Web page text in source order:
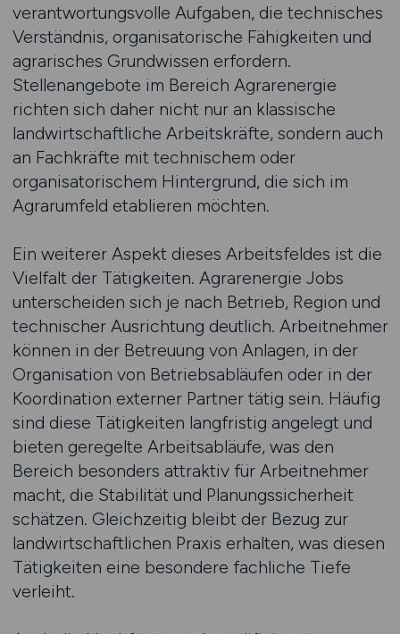
verantwortungsvolle Aufgaben, die technisches
Verständnis, organisatorische Fähigkeiten und
agrarisches Grundwissen erfordern.
Stellenangebote im Bereich Agrarenergie
richten sich daher nicht nur an klassische
landwirtschaftliche Arbeitskräfte, sondern auch
an Fachkräfte mit technischem oder
organisatorischem Hintergrund, die sich im
Agrarumfeld etablieren möchten.
Ein weiterer Aspekt dieses Arbeitsfeldes ist die
Vielfalt der Tätigkeiten. Agrarenergie Jobs
unterscheiden sich je nach Betrieb, Region und
technischer Ausrichtung deutlich. Arbeitnehmer
können in der Betreuung von Anlagen, in der
Organisation von Betriebsabläufen oder in der
Koordination externer Partner tätig sein. Häufig
sind diese Tätigkeiten langfristig angelegt und
bieten geregelte Arbeitsabläufe, was den
Bereich besonders attraktiv für Arbeitnehmer
macht, die Stabilität und Planungssicherheit
schätzen. Gleichzeitig bleibt der Bezug zur
landwirtschaftlichen Praxis erhalten, was diesen
Tätigkeiten eine besondere fachliche Tiefe
verleiht.